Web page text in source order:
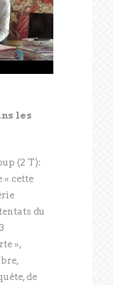
les
(2 T):
« cette
du
»,
de